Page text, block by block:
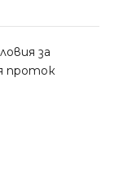
за
проток